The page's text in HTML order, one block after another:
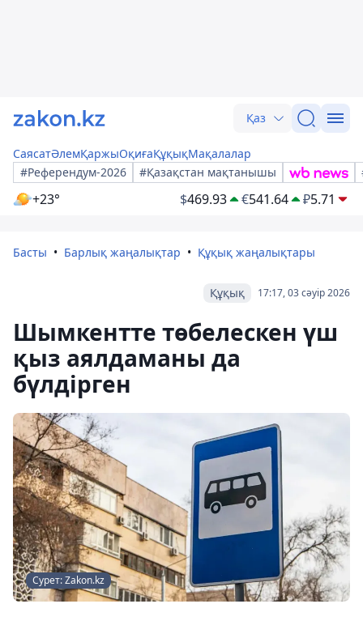
Қаз
СаясатӘлемҚаржыОқиғаҚұқықМақалалар
#Референдум-2026
#Қазақстан мақтанышы
+23° $469.93 €541.64 ₽5.71
Басты Барлық жаңалықтар Құқық жаңалықтары
17:17, 03 сәуір 2026
Құқық
Шымкентте төбелескен үш
қыз аялдаманы да
бүлдірген
Сурет: Zakon.kz